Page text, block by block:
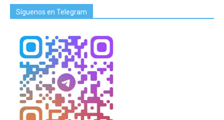
Síguenos en Telegram